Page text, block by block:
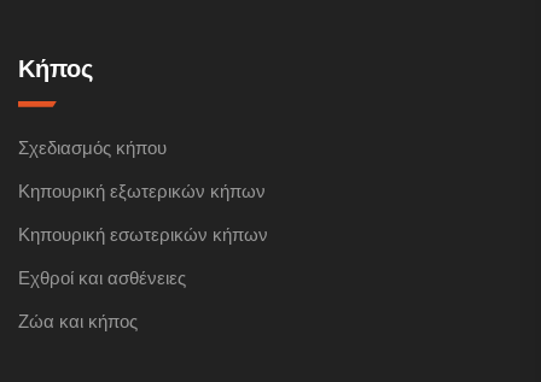
Κήπος
Σχεδιασμός κήπου
Κηπουρική εξωτερικών κήπων
Κηπουρική εσωτερικών κήπων
Εχθροί και ασθένειες
Ζώα και κήπος